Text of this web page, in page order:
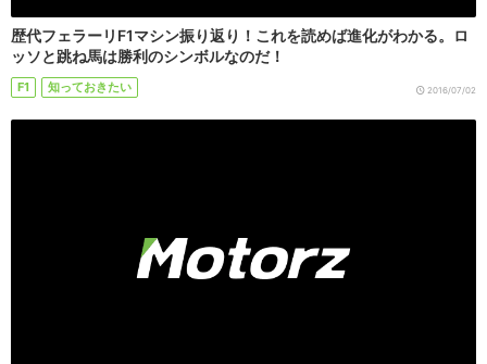
歴代フェラーリF1マシン振り返り！これを読めば進化がわかる。ロ
ッソと跳ね馬は勝利のシンボルなのだ！
F1 知っておきたい 2016/07/02